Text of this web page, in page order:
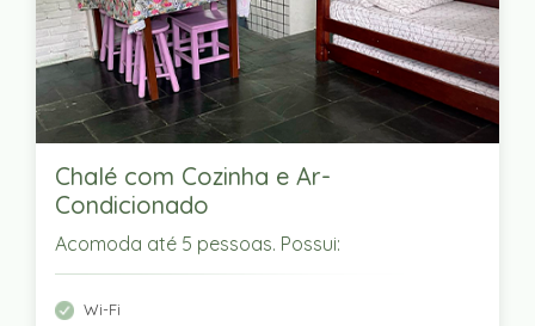
Chalé com Cozinha e Ar-
Condicionado
Acomoda até 5 pessoas. Possui:
Wi-Fi